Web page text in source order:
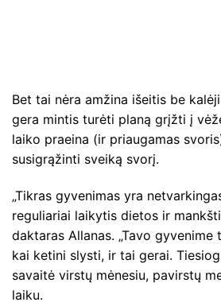
Bet tai nėra amžina išeitis be
gera mintis turėti planą grįžti į
laiko praeina (ir priaugamas
susigrąžinti sveiką svorį.
„Tikras gyvenimas yra
reguliariai laikytis dietos ir
daktaras Allanas. „Tavo
kai ketini slysti, ir tai gerai.
savaitė virstų mėnesiu, pavirstų
laiku.